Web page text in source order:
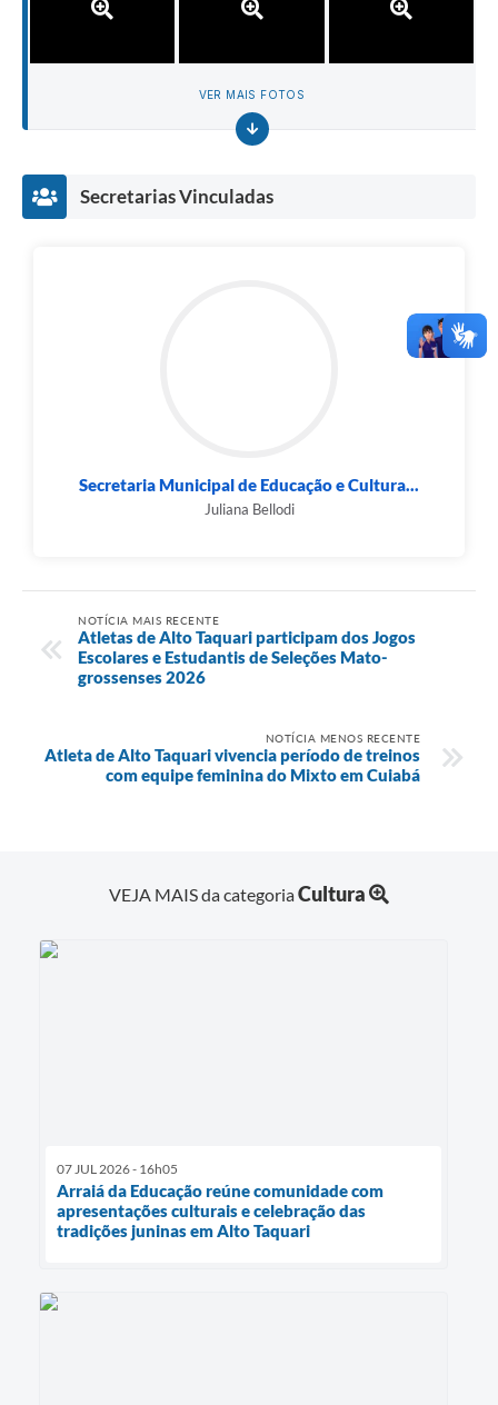
VER MAIS FOTOS
Secretarias Vinculadas
Secretaria Municipal de Educação e Cultura...
Juliana Bellodi
NOTÍCIA MAIS RECENTE
Atletas de Alto Taquari participam dos Jogos
Escolares e Estudantis de Seleções Mato-
grossenses 2026
NOTÍCIA MENOS RECENTE
Atleta de Alto Taquari vivencia período de treinos
com equipe feminina do Mixto em Cuiabá
VEJA MAIS da categoriaCultura
07 JUL 2026 - 16h05
Arraiá da Educação reúne comunidade com
apresentações culturais e celebração das
tradições juninas em Alto Taquari